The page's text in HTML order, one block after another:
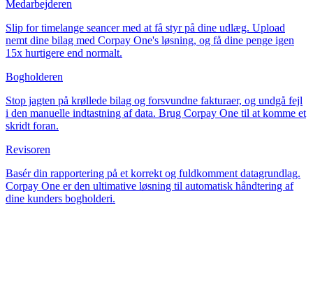
Medarbejderen
Slip for timelange seancer med at få styr på dine udlæg. Upload
nemt dine bilag med Corpay One's løsning, og få dine penge igen
15x hurtigere end normalt.
Bogholderen
Stop jagten på krøllede bilag og forsvundne fakturaer, og undgå fejl
i den manuelle indtastning af data. Brug Corpay One til at komme et
skridt foran.
Revisoren
Basér din rapportering på et korrekt og fuldkomment datagrundlag.
Corpay One er den ultimative løsning til automatisk håndtering af
dine kunders bogholderi.